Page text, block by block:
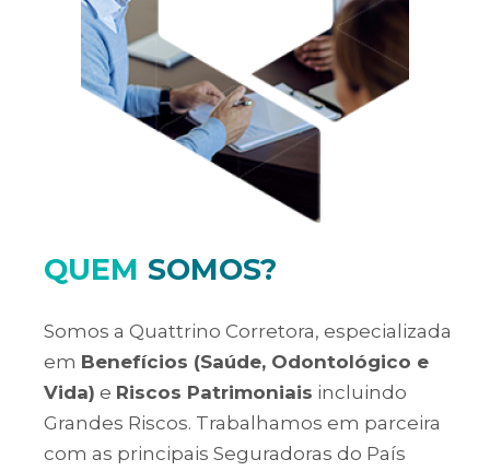
QUEM SOMOS?
Somos a Quattrino Corretora, especializada
em Benefícios (Saúde, Odontológico e
Vida) e Riscos Patrimoniais incluindo
Grandes Riscos. Trabalhamos em parceira
com as principais Seguradoras do País